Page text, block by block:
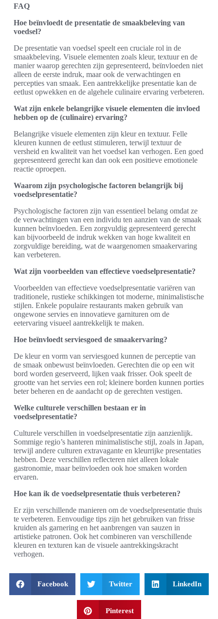
FAQ
Hoe beïnvloedt de presentatie de smaakbeleving van
voedsel?
De presentatie van voedsel speelt een cruciale rol in de
smaakbeleving. Visuele elementen zoals kleur, textuur en de
manier waarop gerechten zijn gepresenteerd, beïnvloeden niet
alleen de eerste indruk, maar ook de verwachtingen en
percepties van smaak. Een aantrekkelijke presentatie kan de
eetlust opwekken en de algehele culinaire ervaring verbeteren.
Wat zijn enkele belangrijke visuele elementen die invloed
hebben op de (culinaire) ervaring?
Belangrijke visuele elementen zijn kleur en textuur. Felle
kleuren kunnen de eetlust stimuleren, terwijl textuur de
versheid en kwaliteit van het voedsel kan verhogen. Een goed
gepresenteerd gerecht kan dan ook een positieve emotionele
reactie oproepen.
Waarom zijn psychologische factoren belangrijk bij
voedselpresentatie?
Psychologische factoren zijn van essentieel belang omdat ze
de verwachtingen van een individu ten aanzien van de smaak
kunnen beïnvloeden. Een zorgvuldig gepresenteerd gerecht
kan bijvoorbeeld de indruk wekken van hoge kwaliteit en
zorgvuldige bereiding, wat de waargenomen smaakervaring
kan verbeteren.
Wat zijn voorbeelden van effectieve voedselpresentatie?
Voorbeelden van effectieve voedselpresentatie variëren van
traditionele, rustieke schikkingen tot moderne, minimalistische
stijlen. Enkele populaire restaurants maken gebruik van
ongewone servies en innovatieve garnituren om de
eetervaring visueel aantrekkelijk te maken.
Hoe beïnvloedt serviesgoed de smaakervaring?
De kleur en vorm van serviesgoed kunnen de perceptie van
de smaak onbewust beïnvloeden. Gerechten die op een wit
bord worden geserveerd, lijken vaak frisser. Ook speelt de
grootte van het servies een rol; kleinere borden kunnen porties
beter beheren en de aandacht op de gerechten vestigen.
Welke culturele verschillen bestaan er in
voedselpresentatie?
Culturele verschillen in voedselpresentatie zijn aanzienlijk.
Sommige regio’s hanteren minimalistische stijl, zoals in Japan,
terwijl andere culturen extravagante en kleurrijke presentaties
hebben. Deze verschillen reflecteren niet alleen lokale
gastronomie, maar beïnvloeden ook hoe smaken worden
ervaren.
Hoe kan ik de voedselpresentatie thuis verbeteren?
Er zijn verschillende manieren om de voedselpresentatie thuis
te verbeteren. Eenvoudige tips zijn het gebruiken van frisse
kruiden als garnering en het aanbrengen van sauzen in
artistieke patronen. Ook het combineren van verschillende
kleuren en texturen kan de visuele aantrekkingskracht
verhogen.
Facebook Twitter LinkedIn
Pinterest